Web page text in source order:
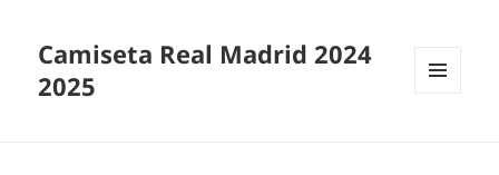
Camiseta Real Madrid 2024
2025